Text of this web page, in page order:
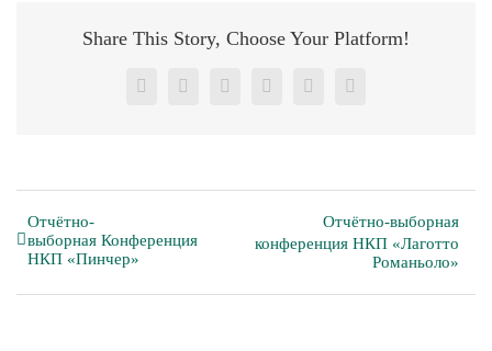
Share This Story, Choose Your Platform!
Facebook
X RedditLinkedInPinterestVk
Отчётно-
выборная Конференция
НКП «Пинчер»
Отчётно-выборная
конференция НКП «Лаготто
Романьоло»